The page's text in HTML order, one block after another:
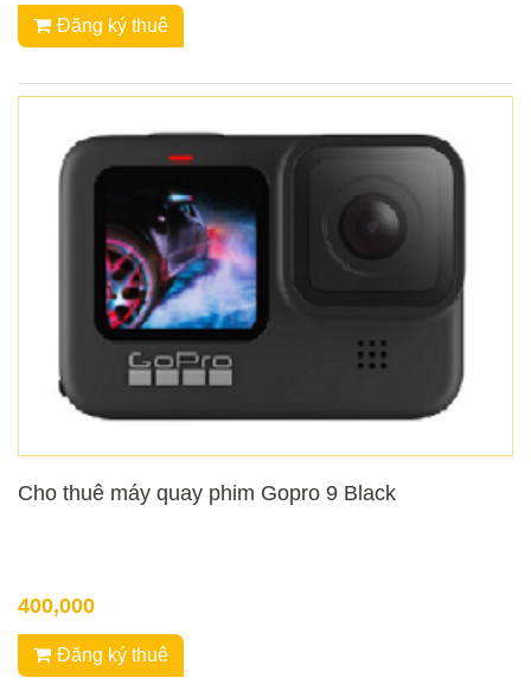
Đăng ký thuê
Cho thuê máy quay phim Gopro 9 Black
400,000
Đăng ký thuê